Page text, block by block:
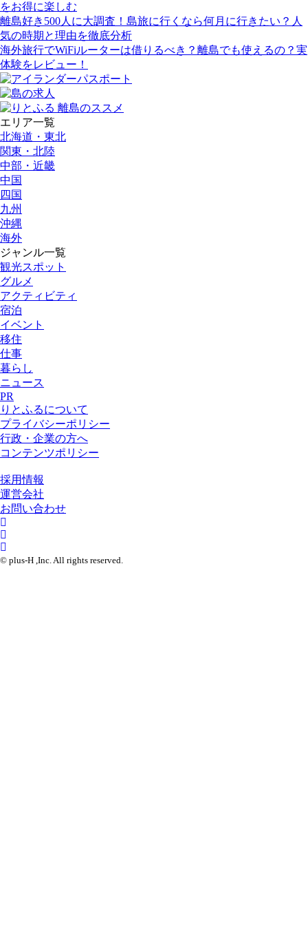
をお得に楽しむ
離島好き500人に大調査！島旅に行くなら何月に行きたい？人
気の時期と理由を徹底分析
海外旅行でWiFiルーターは借りるべき？離島でも使えるの？実
体験をレビュー！
エリア一覧
北海道・東北
関東・北陸
中部・近畿
中国
四国
九州
沖縄
海外
ジャンル一覧
観光スポット
グルメ
アクティビティ
宿泊
イベント
移住
仕事
暮らし
ニュース
PR
りとふるについて
プライバシーポリシー
行政・企業の方へ
コンテンツポリシー
採用情報
運営会社
お問い合わせ
© plus-H ,Inc. All rights reserved.